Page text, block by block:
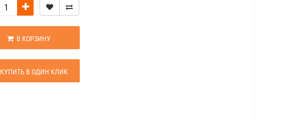
В КОРЗИНУ
КУПИТЬ В ОДИН КЛИК